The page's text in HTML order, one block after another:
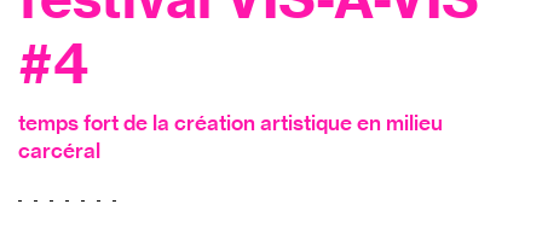
#4
temps fort de la création artistique en milieu
carcéral